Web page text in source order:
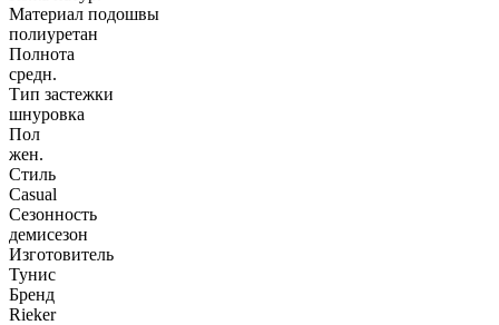
Материал подошвы
полиуретан
Полнота
средн.
Тип застежки
шнуровка
Пол
жен.
Стиль
Casual
Сезонность
демисезон
Изготовитель
Тунис
Бренд
Rieker